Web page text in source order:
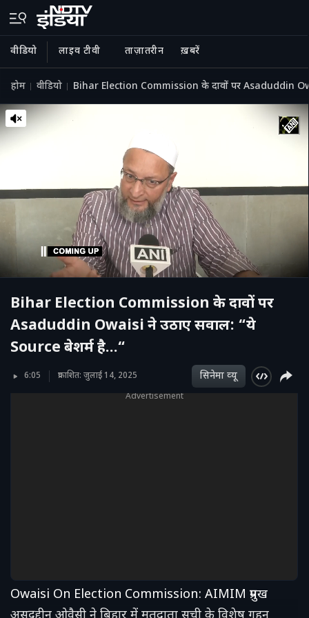
वीडियो लाइव टीवी ताज़ातरीन ख़बरें
होम वीडियो Bihar Election Commission के दावों पर Asaduddin
Bihar Election Commission के दावों पर
Asaduddin Owaisi ने उठाए सवाल: “ये
Source बेशर्म है…“
6:05 प्रकाशित: जुलाई 14, 2025 सिनेमा व्‍यू
Advertisement
Owaisi On Election Commission: AIMIM प्रमुख